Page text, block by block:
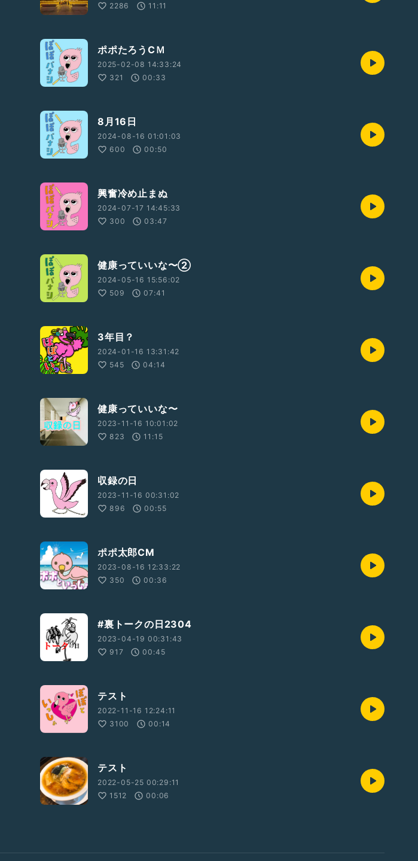
2286
11:11
ポポたろうCＭ
2025-02-08 14:33:24
321
00:33
8月16日
2024-08-16 01:01:03
600
00:50
興奮冷め止まぬ
2024-07-17 14:45:33
300
03:47
健康っていいな〜②
2024-05-16 15:56:02
509
07:41
3年目？
2024-01-16 13:31:42
545
04:14
健康っていいな〜
2023-11-16 10:01:02
823
11:15
収録の日
2023-11-16 00:31:02
896
00:55
ポポ太郎CM
2023-08-16 12:33:22
350
00:36
#裏トークの日2304
2023-04-19 00:31:43
917
00:45
テスト
2022-11-16 12:24:11
3100
00:14
テスト
2022-05-25 00:29:11
1512
00:06